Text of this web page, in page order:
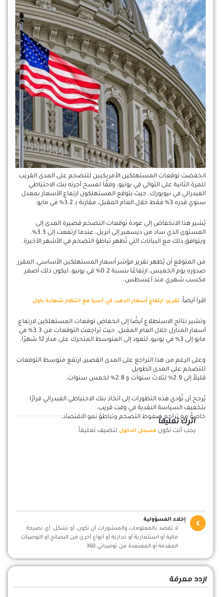
انخفضت توقعات المستهلكين الأمريكيين للتضخم على المدى القريب
للمرة الثانية على التوالي في يونيو، وفقًا لمسح أجرته بنك الاحتياطي
الفيدرالي في نيويورك. حيث يتوقع المستهلكون ارتفاع الأسعار بمعدل
سنوي قدره 3% فقط خلال العام المقبل، مقارنة بـ 3.2% في مايو.
يُشير هذا الانخفاض إلى عودة توقعات التضخم قصيرة المدى إلى
المستوى الذي ساد من ديسمبر إلى أبريل، عندما ارتفعت إلى 3.3%.
ويتوافق ذلك مع البيانات التي تُظهر تباطؤ التضخم في الأشهر الأخيرة.
من المتوقع أن يُظهر تقرير مؤشر أسعار المستهلكين الأساسي، المقرر
صدوره يوم الخميس، ارتفاعًا بنسبة 0.2% في يونيو، ليكون ذلك أصغر
مكسب شهري منذ أغسطس.
اقرأ أيضاً: تقرير: ارتفاع أسعار الذهب في آسيا مع انتظار شهادة باول
وتشير نتائج الاستطلاع أيضًا إلى انخفاض توقعات المستهلكين لارتفاع
أسعار المنازل خلال العام المقبل. حيث تراجعت التوقعات من 3.3% في
مايو إلى 3% في يونيو، لتعود إلى المتوسط ​​المتحرك على مدار 12 شهرًا.
وعلى الرغم من هذا التراجع على المدى القصير، ارتفع متوسط ​​التوقعات
للتضخم على المدى الطويل
قليلاً إلى 2.9% لثلاث سنوات و 2.8% لخمس سنوات.
يُرجح أن تُؤدي هذه التطورات إلى اتخاذ بنك الاحتياطي الفيدرالي قرارًا
بتخفيف السياسة النقدية في وقت قريب،
خاصةً مع تراجع ضغوط التضخم وتباطؤ نمو الاقتصاد.
اترك تعليقاً
يجب أنت تكون مسجل الدخول لتضيف تعليقاً.
إخلاء المسؤولية
لا يُقصد بالمعلومات والمنشورات أن تكون، أو تشكل، أي نصيحة
مالية أو استثمارية أو تجارية أو أنواع أخرى من النصائح أو التوصيات
المقدمة أو المعتمدة من توصياتي 360
ازدد معرفة